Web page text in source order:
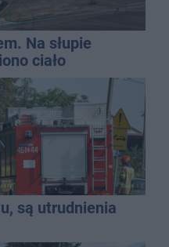
Na słupie
ciało
są utrudnienia